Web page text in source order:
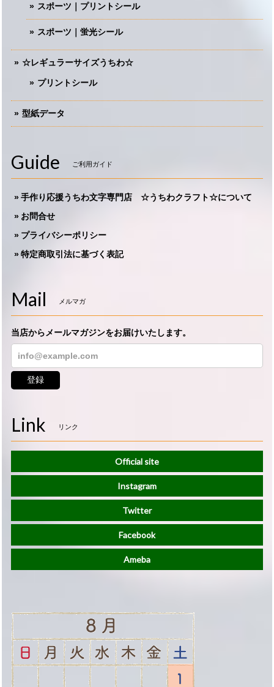
スポーツ｜プリントシール
スポーツ｜蛍光シール
☆レギュラーサイズうちわ☆
プリントシール
型紙データ
Guide ご利用ガイド
手作り応援うちわ文字専門店 ☆うちわクラフト☆について
お問合せ
プライバシーポリシー
特定商取引法に基づく表記
Mail メルマガ
当店からメールマガジンをお届けいたします。
登録
Link リンク
Official site
Instagram
Twitter
Facebook
Ameba